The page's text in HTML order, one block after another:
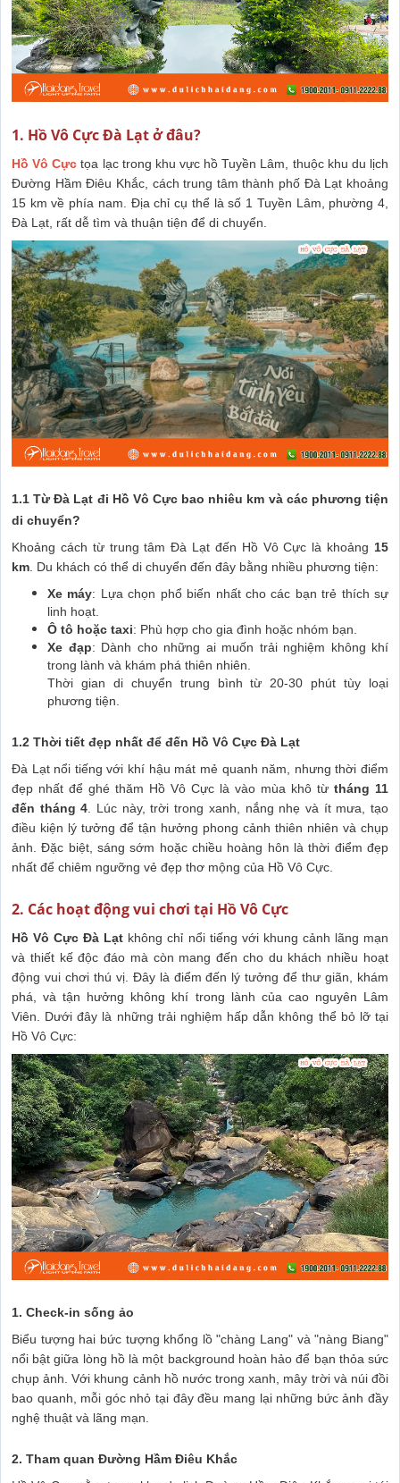
1. Hồ Vô Cực Đà Lạt ở đâu?
Hồ Vô Cực tọa lạc trong khu vực hồ Tuyền Lâm, thuộc khu du lịch
Đường Hầm Điêu Khắc, cách trung tâm thành phố Đà Lạt khoảng
15 km về phía nam. Địa chỉ cụ thể là số 1 Tuyền Lâm, phường 4,
Đà Lạt, rất dễ tìm và thuận tiện để di chuyển.
1.1 Từ Đà Lạt đi Hồ Vô Cực bao nhiêu km và các phương tiện
di chuyển?
Khoảng cách từ trung tâm Đà Lạt đến Hồ Vô Cực là khoảng 15
km . Du khách có thể di chuyển đến đây bằng nhiều phương tiện:
Xe máy: Lựa chọn phổ biến nhất cho các bạn trẻ thích sự
linh hoạt.
Ô tô hoặc taxi: Phù hợp cho gia đình hoặc nhóm bạn.
Xe đạp: Dành cho những ai muốn trải nghiệm không khí
trong lành và khám phá thiên nhiên.
Thời gian di chuyển trung bình từ 20-30 phút tùy loại
phương tiện.
1.2 Thời tiết đẹp nhất để đến Hồ Vô Cực Đà Lạt
Đà Lạt nổi tiếng với khí hậu mát mẻ quanh năm, nhưng thời điểm
đẹp nhất để ghé thăm Hồ Vô Cực là vào mùa khô từ tháng 11
đến tháng 4 . Lúc này, trời trong xanh, nắng nhẹ và ít mưa, tạo
điều kiện lý tưởng để tận hưởng phong cảnh thiên nhiên và chụp
ảnh. Đặc biệt, sáng sớm hoặc chiều hoàng hôn là thời điểm đẹp
nhất để chiêm ngưỡng vẻ đẹp thơ mộng của Hồ Vô Cực.
2. Các hoạt động vui chơi tại Hồ Vô Cực
Hồ Vô Cực Đà Lạt không chỉ nổi tiếng với khung cảnh lãng mạn
và thiết kế độc đáo mà còn mang đến cho du khách nhiều hoạt
động vui chơi thú vị. Đây là điểm đến lý tưởng để thư giãn, khám
phá, và tận hưởng không khí trong lành của cao nguyên Lâm
Viên. Dưới đây là những trải nghiệm hấp dẫn không thể bỏ lỡ tại
Hồ Vô Cực:
1. Check-in sống ảo
Biểu tượng hai bức tượng khổng lồ "chàng Lang" và "nàng Biang"
nổi bật giữa lòng hồ là một background hoàn hảo để bạn thỏa sức
chụp ảnh. Với khung cảnh hồ nước trong xanh, mây trời và núi đồi
bao quanh, mỗi góc nhỏ tại đây đều mang lại những bức ảnh đầy
nghệ thuật và lãng mạn.
2. Tham quan Đường Hầm Điêu Khắc